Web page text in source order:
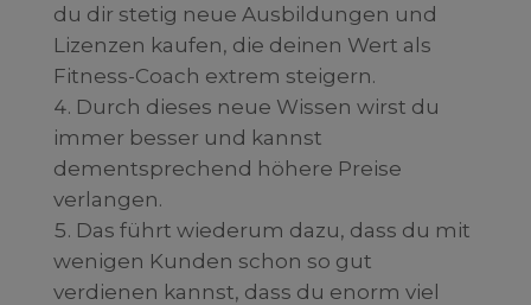
du dir stetig neue Ausbildungen und
Lizenzen kaufen, die deinen Wert als
Fitness-Coach extrem steigern.
Durch dieses neue Wissen wirst du
immer besser und kannst
dementsprechend höhere Preise
verlangen.
Das führt wiederum dazu, dass du mit
wenigen Kunden schon so gut
verdienen kannst, dass du enorm viel